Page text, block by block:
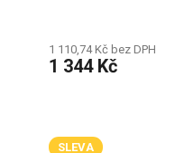
1 110,74 Kč bez DPH
1 344 Kč
SLEVA